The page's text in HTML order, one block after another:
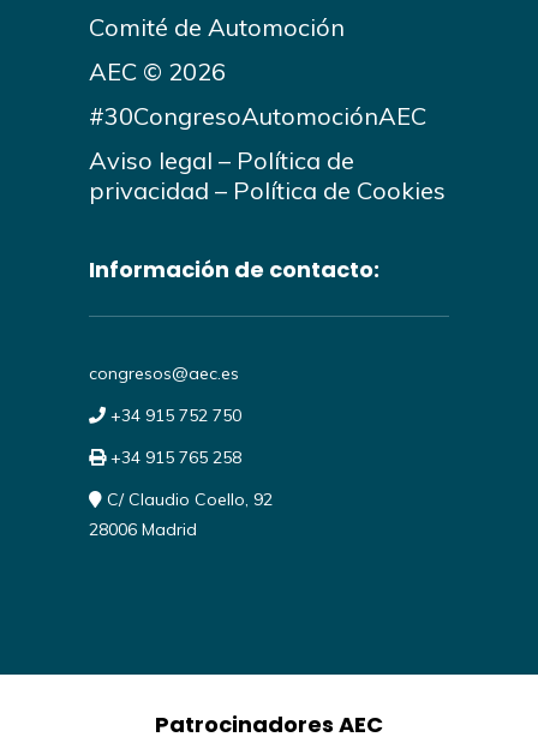
Comité de Automoción
AEC © 2026
#30CongresoAutomociónAEC
Aviso legal – Política de
privacidad – Política de Cookies
Información de contacto:
congresos@aec.es
+34 915 752 750
+34 915 765 258
C/ Claudio Coello, 92
28006 Madrid
Patrocinadores AEC